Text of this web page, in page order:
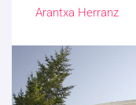
Arantxa Herranz